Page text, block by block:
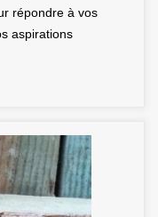
répondre à vos
aspirations